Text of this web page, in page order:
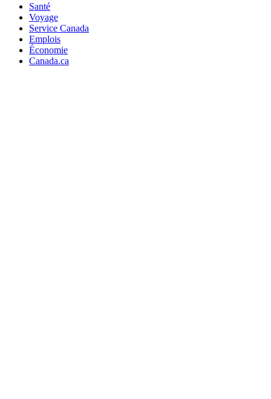
Santé
Voyage
Service Canada
Emplois
Économie
Canada.ca